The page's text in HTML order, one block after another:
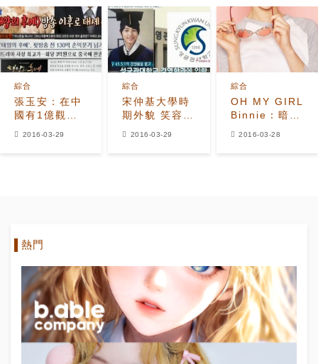
...
張玉安：在中
國有1億觀眾
同時收看《太
綜合
2016-03-29
宋仲基大學時
期外貌 笑容與
《太陽的後
綜合
2016-03-29
OH MY GIRL
Binnie：暗戀
的人是宋仲基
綜合
2016-03-28
熱門